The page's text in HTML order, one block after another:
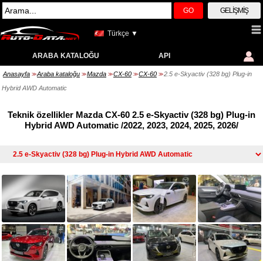
GO GELIŞMIŞ
Türkçe ▼
ARABA KATALOĞU API
Anasayfa >> Araba kataloğu >> Mazda >> CX-60 >> CX-60 >> 2.5 e-Skyactiv (328 bg) Plug-in
Hybrid AWD Automatic
Teknik özellikler Mazda CX-60 2.5 e-Skyactiv (328 bg) Plug-in
Hybrid AWD Automatic /2022, 2023, 2024, 2025, 2026/